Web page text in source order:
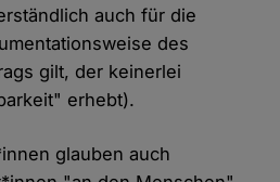
auch für die
des
gilt, der keinerlei
erhebt).
glauben auch